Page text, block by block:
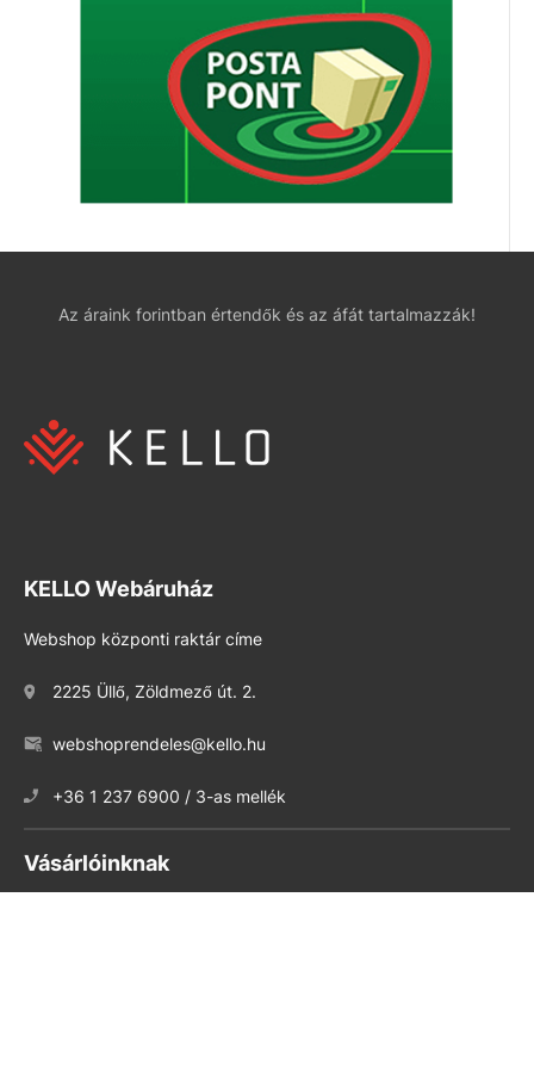
Az áraink forintban értendők és az áfát tartalmazzák!
KELLO Webáruház
Webshop központi raktár címe
2225 Üllő, Zöldmező út. 2.
webshoprendeles@kello.hu
+36 1 237 6900 / 3-as mellék
Vásárlóinknak